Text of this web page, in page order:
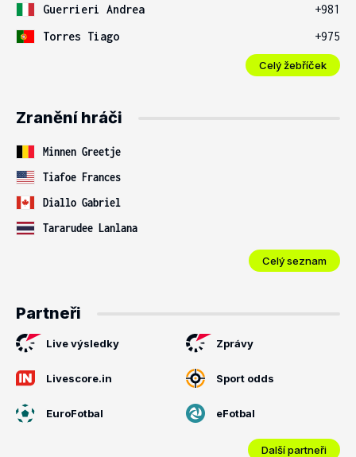
Guerrieri Andrea
+981
Torres Tiago
+975
Celý žebříček
Zranění hráči
Minnen Greetje
Tiafoe Frances
Diallo Gabriel
Tararudee Lanlana
Celý seznam
Partneři
Live výsledky Zprávy
Livescore.in Sport odds
EuroFotbal eFotbal
Další partneři